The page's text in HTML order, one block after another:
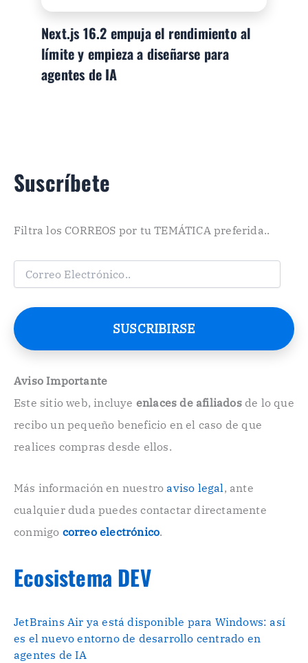
Next.js 16.2 empuja el rendimiento al
límite y empieza a diseñarse para
agentes de IA
Suscríbete
Filtra los CORREOS por tu TEMÁTICA preferida..
C
e
o
e
t
ó
n
o
.
SUSCRIBIRSE
Aviso Importante
Este sitio web, incluye enlaces de afiliadosde lo que
recibo un pequeño beneficio en el caso de que
realices compras desde ellos.
Más información en nuestroaviso legal , ante
cualquier duda puedes contactar directamente
conmigo correo electrónico.
Ecosistema DEV
JetBrains Air ya está disponible para Windows: así
es el nuevo entorno de desarrollo centrado en
agentes de IA